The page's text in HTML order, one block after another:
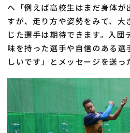
へ「例えば高校生はまだ身体が
すが、走り方や姿勢をみて、大
じた選手は期待できます。入団
味を持った選手や自信のある選
しいです」とメッセージを送っ